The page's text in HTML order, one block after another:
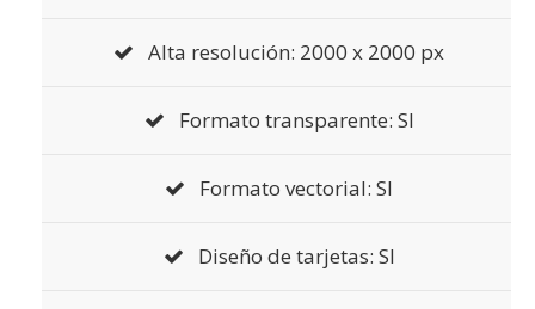
Alta resolución: 2000 x 2000 px
Formato transparente: SI
Formato vectorial: SI
Diseño de tarjetas: SI